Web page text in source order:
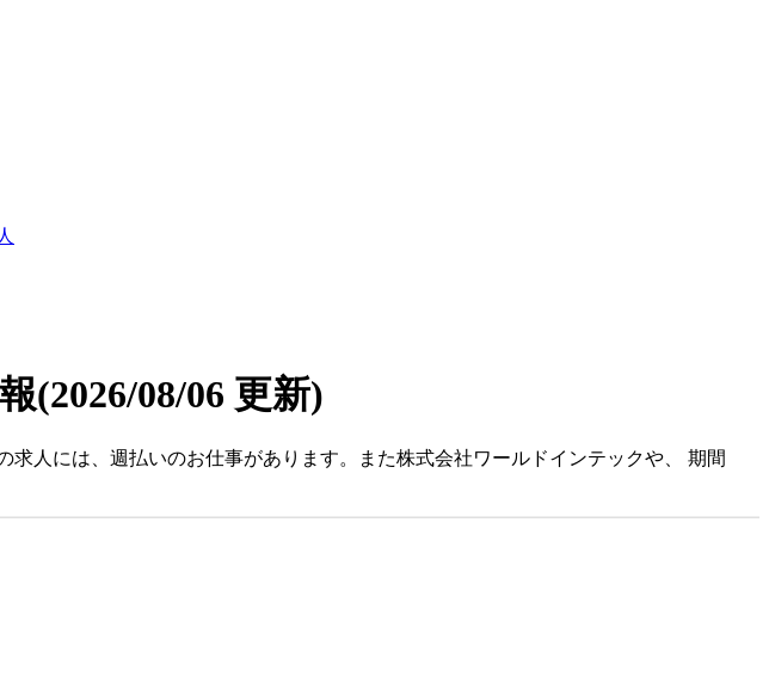
(2026/08/06 更新)
人には、週払いのお仕事があります。また株式会社ワールドインテックや、 期間